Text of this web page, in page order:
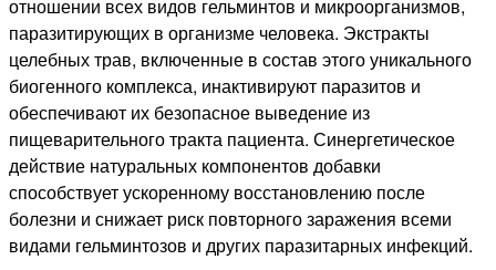
отношении всех видов гельминтов и микроорганизмов,
паразитирующих в организме человека. Экстракты
целебных трав, включенные в состав этого уникального
биогенного комплекса, инактивируют паразитов и
обеспечивают их безопасное выведение из
пищеварительного тракта пациента. Синергетическое
действие натуральных компонентов добавки
способствует ускоренному восстановлению после
болезни и снижает риск повторного заражения всеми
видами гельминтозов и других паразитарных инфекций.